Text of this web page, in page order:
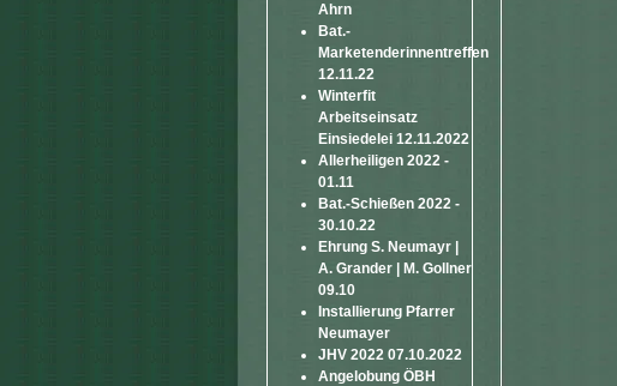
Ahrn
Bat.-
Marketenderinnentreffen
12.11.22
Winterfit
Arbeitseinsatz
Einsiedelei 12.11.2022
Allerheiligen 2022 -
01.11
Bat.-Schießen 2022 -
30.10.22
Ehrung S. Neumayr |
A. Grander | M. Gollner
09.10
Installierung Pfarrer
Neumayer
JHV 2022 07.10.2022
Angelobung ÖBH